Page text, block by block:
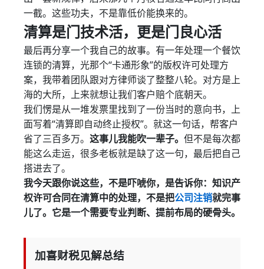
一截。这些功夫，不是靠低价能换来的。
清算是门技术活，更是门良心活
最后再分享一个我自己的故事。有一年处理一个餐饮
连锁的清算，光那个“卡通形象”的版权许可处理方
案，我带着团队跟对方律师谈了整整八轮。对方是上
海的大所，上来就想让我们客户赔个底朝天。
我们愣是从一堆发票里找到了一份当时的意向书，上
面写着“清算即自动终止授权”。就这一句话，帮客户
省了三百多万。 这事儿我能吹一辈子。 但不是每次都
能这么走运，很多老板就是缺了这一句，最后把自己
搭进去了。
我今天跟你说这些，不是吓唬你，是告诉你：知识产
权许可合同在清算中的处理，不是把公司注销就完事
儿了。它是一个需要专业判断、提前布局的硬骨头。
加喜财税见解总结